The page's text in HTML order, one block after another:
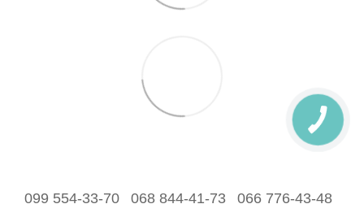
099 554-33-70 068 844-41-73 066 776-43-48